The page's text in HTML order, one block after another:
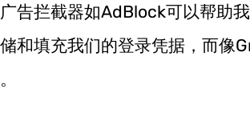
告拦截器如AdBlock可以帮助
和填充我们的登录凭据，而像